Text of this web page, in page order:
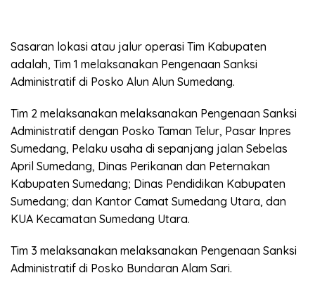
Sasaran lokasi atau jalur operasi Tim Kabupaten
adalah, Tim 1 melaksanakan Pengenaan Sanksi
Administratif di Posko Alun Alun Sumedang.
Tim 2 melaksanakan melaksanakan Pengenaan Sanksi
Administratif dengan Posko Taman Telur, Pasar Inpres
Sumedang, Pelaku usaha di sepanjang jalan Sebelas
April Sumedang, Dinas Perikanan dan Peternakan
Kabupaten Sumedang; Dinas Pendidikan Kabupaten
Sumedang; dan Kantor Camat Sumedang Utara, dan
KUA Kecamatan Sumedang Utara.
Tim 3 melaksanakan melaksanakan Pengenaan Sanksi
Administratif di Posko Bundaran Alam Sari.